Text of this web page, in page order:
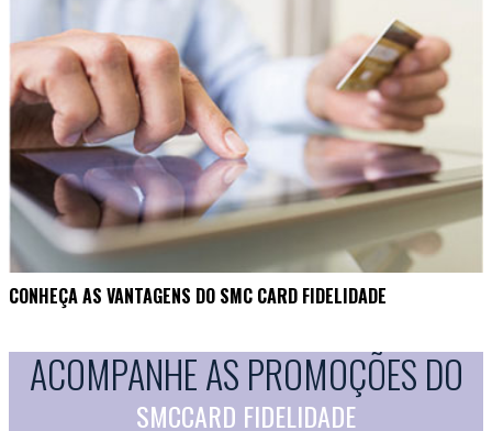
CONHEÇA AS VANTAGENS DO SMC CARD FIDELIDADE
ACOMPANHE AS PROMOÇÕES DO
SMCCARD FIDELIDADE